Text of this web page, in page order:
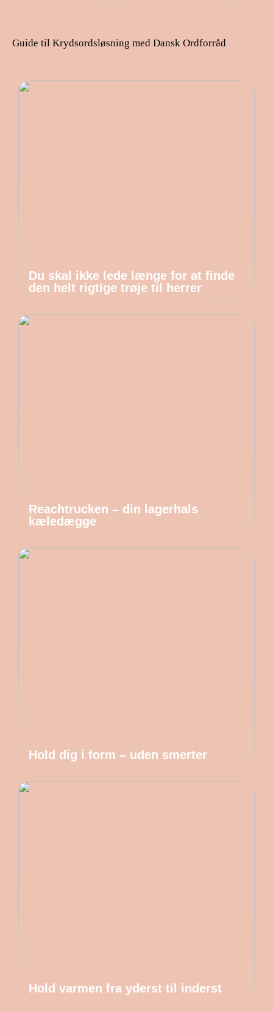
Guide til Krydsordsløsning med Dansk Ordforråd
Du skal ikke lede længe for at finde
den helt rigtige trøje til herrer
Reachtrucken – din lagerhals
kæledægge
Hold dig i form – uden smerter
Hold varmen fra yderst til inderst